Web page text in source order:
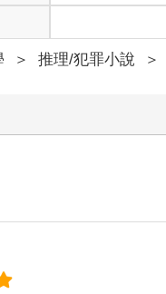
溜進來，誘發了我的倦
竟然還得持續一個小時。
在椅子上轉了一百八十度
就是靠近店門口的桌子
臉給人一種好像是個好人
面的女性，穿著打扮則相
也乾巴巴的。他們是情侶
＞ 推理/犯罪小說 ＞